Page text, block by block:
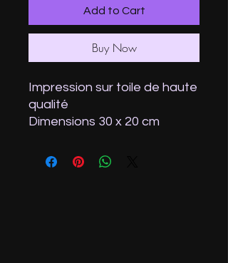
Add to Cart
Buy Now
Impression sur toile de haute
qualité
Dimensions 30 x 20 cm